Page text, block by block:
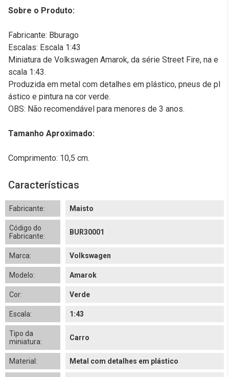
Sobre o Produto:
Fabricante: Bburago
Escalas: Escala 1:43
Miniatura de Volkswagen Amarok, da série Street Fire, na e
scala 1:43.
Produzida em metal com detalhes em plástico, pneus de pl
ástico e pintura na cor verde.
OBS: Não recomendável para menores de 3 anos.
Tamanho Aproximado:
Comprimento: 10,5 cm.
Características
Fabricante: Maisto
Código do
Fabricante:
BUR30001
Marca: Volkswagen
Modelo: Amarok
Cor: Verde
Escala: 1:43
Tipo da
miniatura:
Carro
Material: Metal com detalhes em plástico